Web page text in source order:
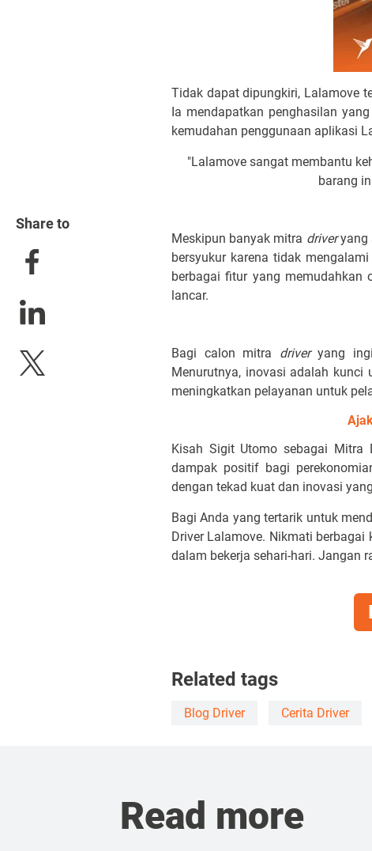
Tidak dapat dipungkiri, Lalamove
Ia mendapatkan penghasilan
kemudahan penggunaan aplikasi
"Lalamove sangat membantu
barang
Meskipun banyak mitra driveryang
bersyukur karena tidak
berbagai fitur yang memudahkan
lancar.
Bagi calon mitra driveryang
Menurutnya, inovasi adalah kunci
meningkatkan pelayanan untuk
Kisah Sigit Utomo sebagai Mitra
dampak positif bagi
dengan tekad kuat dan inovasi
Bagi Anda yang tertarik untuk
Driver Lalamove. Nikmati
dalam bekerja sehari-hari. Jangan
Related tags
Blog Driver Cerita Driver
Read more
Share to